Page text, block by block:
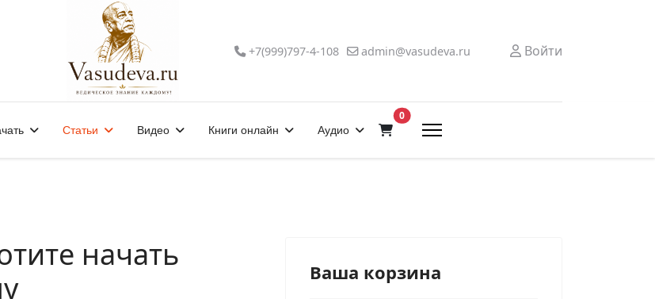
+7(999)797-4-108 admin@vasudeva.ru Войти
Статьи Видео Книги онлайн Аудио
0В корзину
начать
Ваша корзина